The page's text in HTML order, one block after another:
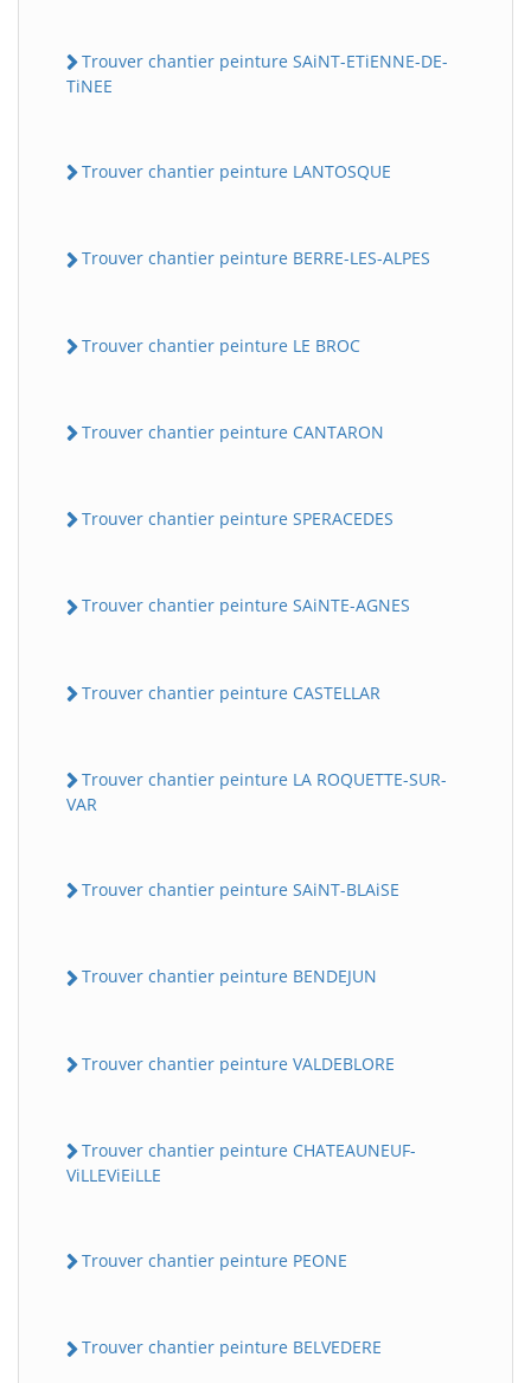
Trouver chantier peinture SAiNT-ETiENNE-DE-
TiNEE
Trouver chantier peinture LANTOSQUE
Trouver chantier peinture BERRE-LES-ALPES
Trouver chantier peinture LE BROC
Trouver chantier peinture CANTARON
Trouver chantier peinture SPERACEDES
Trouver chantier peinture SAiNTE-AGNES
Trouver chantier peinture CASTELLAR
Trouver chantier peinture LA ROQUETTE-SUR-
VAR
Trouver chantier peinture SAiNT-BLAiSE
Trouver chantier peinture BENDEJUN
Trouver chantier peinture VALDEBLORE
Trouver chantier peinture CHATEAUNEUF-
ViLLEViEiLLE
Trouver chantier peinture PEONE
Trouver chantier peinture BELVEDERE